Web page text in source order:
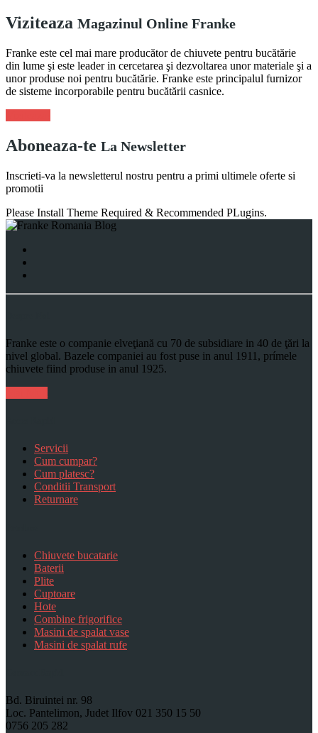
Viziteaza Magazinul Online Franke
Franke este cel mai mare producător de chiuvete pentru bucătărie
din lume şi este leader in cercetarea şi dezvoltarea unor materiale şi a
unor produse noi pentru bucătărie. Franke este principalul furnizor
de sisteme incorporabile pentru bucătării casnice.
Aboneaza-te La Newsletter
Inscrieti-va la newsletterul nostru pentru a primi ultimele oferte si
promotii
Please Install Theme Required & Recommended PLugins.
Franke este o companie elveţiană cu 70 de subsidiare in 40 de ţări la
nivel global. Bazele companiei au fost puse in anul 1911, prímele
chiuvete fiind produse in anul 1925.
Servicii
Cum cumpar?
Cum platesc?
Conditii Transport
Returnare
Chiuvete bucatarie
Baterii
Plite
Cuptoare
Hote
Combine frigorifice
Masini de spalat vase
Masini de spalat rufe
Bd. Biruintei nr. 98
Loc. Pantelimon, Judet Ilfov 021 350 15 50
0756 205 282